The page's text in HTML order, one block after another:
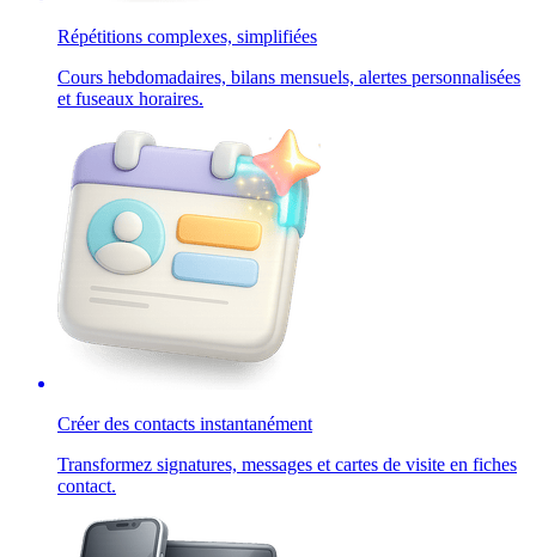
Répétitions complexes, simplifiées
Cours hebdomadaires, bilans mensuels, alertes personnalisées
et fuseaux horaires.
Créer des contacts instantanément
Transformez signatures, messages et cartes de visite en fiches
contact.